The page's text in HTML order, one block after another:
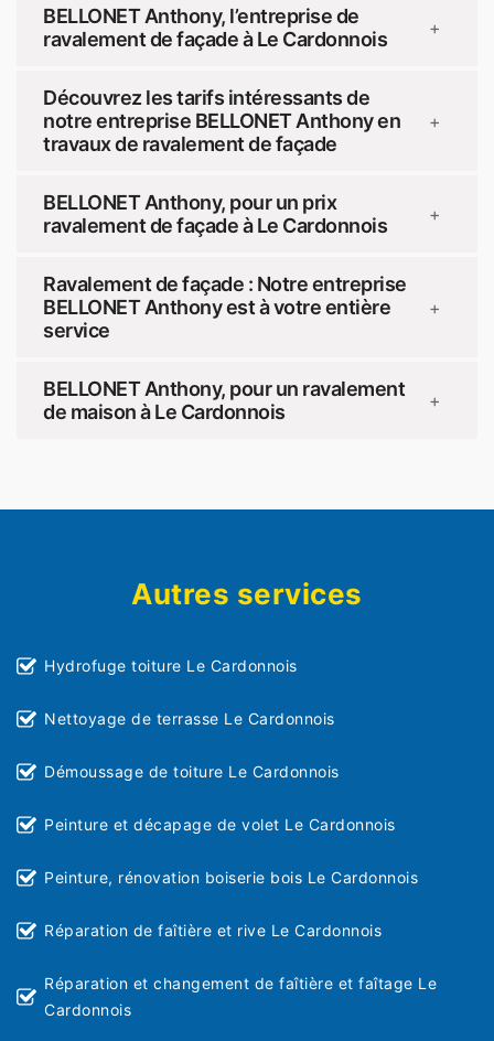
BELLONET Anthony, l’entreprise de
ravalement de façade à Le Cardonnois
+
Découvrez les tarifs intéressants de
notre entreprise BELLONET Anthony en
travaux de ravalement de façade
+
BELLONET Anthony, pour un prix
ravalement de façade à Le Cardonnois
+
Ravalement de façade : Notre entreprise
BELLONET Anthony est à votre entière
service
+
BELLONET Anthony, pour un ravalement
de maison à Le Cardonnois
+
Autres services
Hydrofuge toiture Le Cardonnois
Nettoyage de terrasse Le Cardonnois
Démoussage de toiture Le Cardonnois
Peinture et décapage de volet Le Cardonnois
Peinture, rénovation boiserie bois Le Cardonnois
Réparation de faîtière et rive Le Cardonnois
Réparation et changement de faîtière et faîtage Le
Cardonnois